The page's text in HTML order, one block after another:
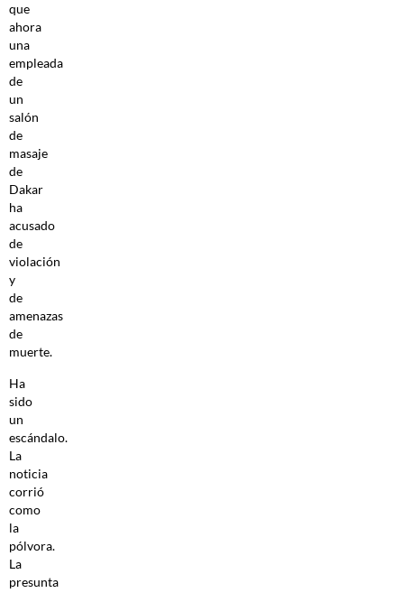
que
ahora
una
empleada
de
un
salón
de
masaje
de
Dakar
ha
acusado
de
violación
y
de
amenazas
de
muerte.
Ha
sido
un
escándalo.
La
noticia
corrió
como
la
pólvora.
La
presunta